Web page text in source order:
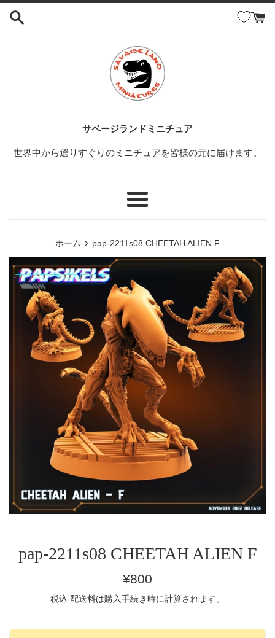
コ
サベージランドミニチュア
世界中から選りすぐりのミニチュアを皆様の元に届けます。
メ
ホーム › pap-2211s08 CHEETAH ALIEN F
pap-2211s08 CHEETAH ALIEN F
通
価
¥800
税込 配送料は購入手続き時に計算されます。